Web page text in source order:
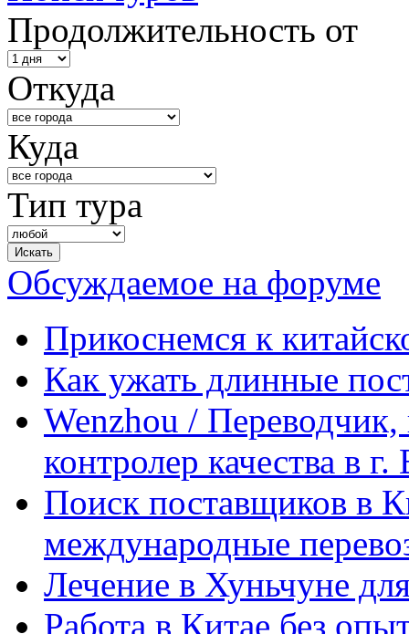
Продолжительность от
Откуда
Куда
Тип тура
Обсуждаемое на форуме
Прикоснемся к
Как ужать длинные
Wenzhou / Переводчик,
контролер качества в
Поиск поставщиков в
международные
Лечение в Хуньчуне
Работа в Китае без